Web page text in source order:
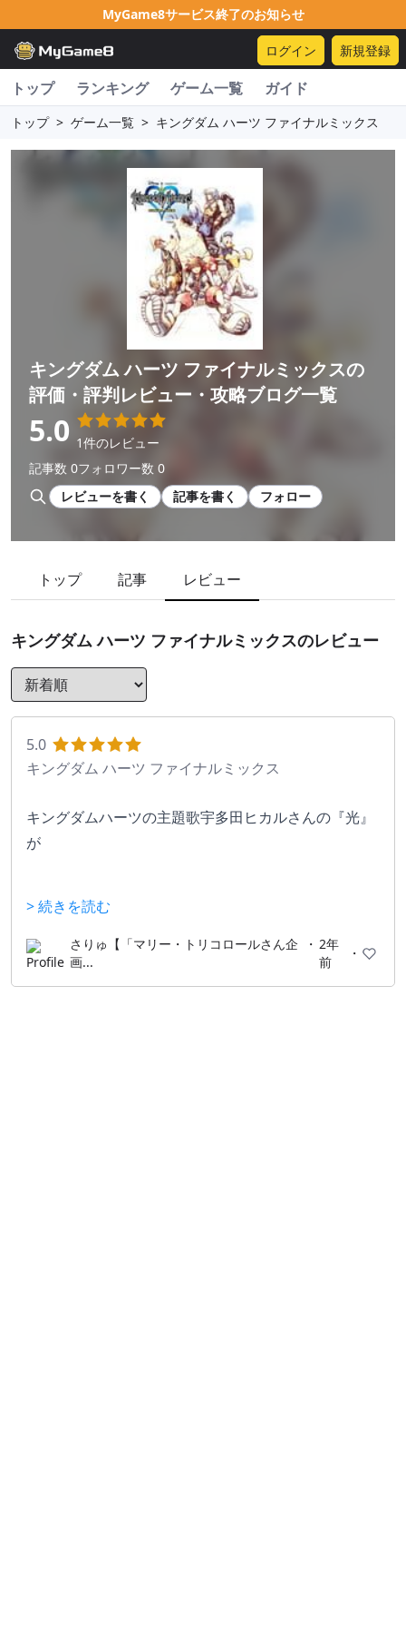
MyGame8サービス終了のお知らせ
ログイン 新規登録
トップ ランキング ゲーム一覧 ガイド
トップ > ゲーム一覧 > キングダム ハーツ ファイナルミックス
キングダム ハーツ ファイナルミックスの
評価・評判レビュー・攻略ブログ一覧
5.0 1件のレビュー
記事数 0フォロワー数 0
レビューを書く
記事を書く フォロー
トップ 記事 レビュー
キングダム ハーツ ファイナルミックスのレビュー
5.0
キングダム ハーツ ファイナルミックス
キングダムハーツの主題歌宇多田ヒカルさんの『光』
が
』にかわってて
エンディングで流れるシーンが最高！！
> 続きを読む
さりゅ【「マリー・トリコロールさん企
画...
・ 2年
前
・